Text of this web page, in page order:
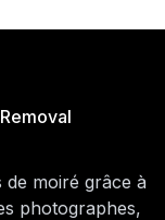
de moiré grâce à
photographes,